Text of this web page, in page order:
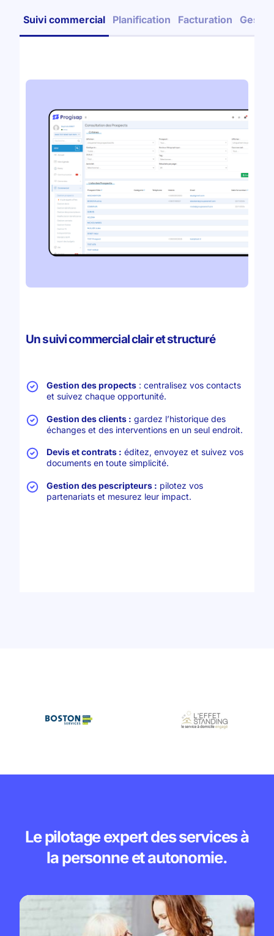
Suivi commercial Planification Facturation
Un suivi commercial clair et structuré
Gestion des propects: centralisez vos contacts
et suivez chaque opportunité.
Gestion des clients : gardez l’historique des
échanges et des interventions en un seul endroit.
Devis et contrats : éditez, envoyez et suivez vos
documents en toute simplicité.
Gestion des pescripteurs : pilotez vos
partenariats et mesurez leur impact.
Le pilotage expert des services à
la personne et autonomie.